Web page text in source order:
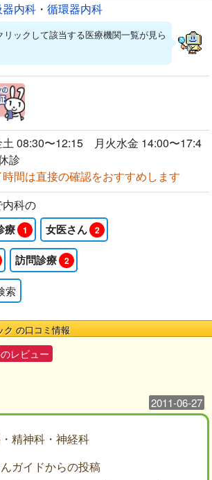
内科 ・ 循環器内科
リックして該当する医療機関一覧が見ら
土 08:30〜12:15 月火水金 14:00〜17:4
診
間は直接の確認をおすすめします
科の
療 1 女医さん 2
訪問診療 2
索
ク の口コミ情報
レビュー
2011-06-27
精神科・神経科
ガイドからの投稿